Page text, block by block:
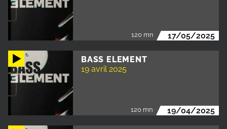
120 mn 17/05/2025
BASS ELEMENT
19 avril 2025
120 mn 19/04/2025